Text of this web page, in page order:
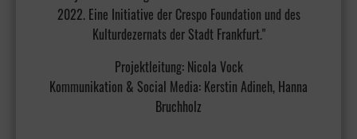
2022. Eine Initiative der Crespo Foundation und des
Kulturdezernats der Stadt Frankfurt."
Projektleitung: Nicola Vock
Kommunikation & Social Media: Kerstin Adineh, Hanna
Bruchholz